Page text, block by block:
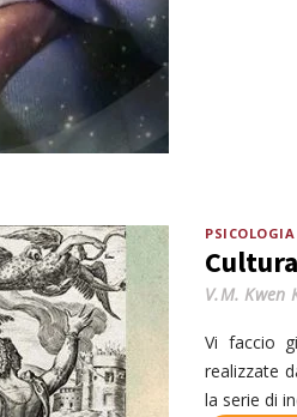
PSICOLOGIA
V.M. Kwen
Vi faccio
realizzate
la serie di